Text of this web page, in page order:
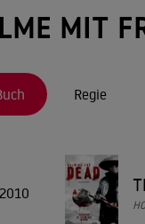
MIT
Regie
2010